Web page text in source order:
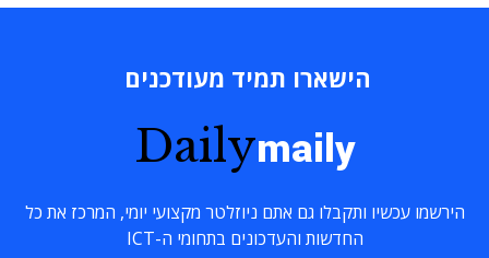
הישארו תמיד מעודכנים
Dailymaily
הירשמו עכשיו ותקבלו גם אתם ניוזלטר מקצועי יומי, המרכז את כל
החדשות והעדכונים בתחומי ה-ICT